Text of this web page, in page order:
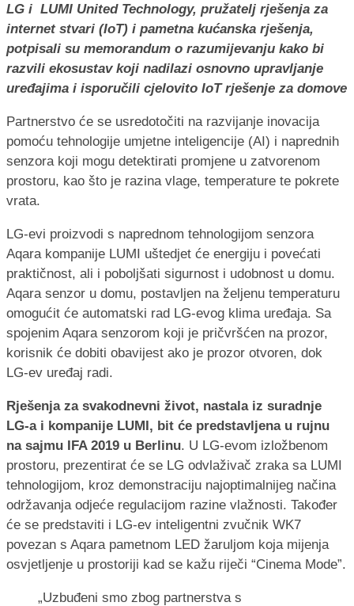
LG i LUMI United Technology, pružatelj rješenja za
internet stvari (IoT) i pametna kućanska rješenja,
potpisali su memorandum o razumijevanju kako bi
razvili ekosustav koji nadilazi osnovno upravljanje
uređajima i isporučili cjelovito IoT rješenje za domove
Partnerstvo će se usredotočiti na razvijanje inovacija
pomoću tehnologije umjetne inteligencije (AI) i naprednih
senzora koji mogu detektirati promjene u zatvorenom
prostoru, kao što je razina vlage, temperature te pokrete
vrata.
LG-evi proizvodi s naprednom tehnologijom senzora
Aqara kompanije LUMI uštedjet će energiju i povećati
praktičnost, ali i poboljšati sigurnost i udobnost u domu.
Aqara senzor u domu, postavljen na željenu temperaturu
omogućit će automatski rad LG-evog klima uređaja. Sa
spojenim Aqara senzorom koji je pričvršćen na prozor,
korisnik će dobiti obavijest ako je prozor otvoren, dok
LG-ev uređaj radi.
Rješenja za svakodnevni život, nastala iz suradnje
LG-a i kompanije LUMI, bit će predstavljena u rujnu
na sajmu IFA 2019 u Berlinu. U LG-evom izložbenom
prostoru, prezentirat će se LG odvlaživač zraka sa LUMI
tehnologijom, kroz demonstraciju najoptimalnijeg načina
održavanja odjeće regulacijom razine vlažnosti. Također
će se predstaviti i LG-ev inteligentni zvučnik WK7
povezan s Aqara pametnom LED žaruljom koja mijenja
osvjetljenje u prostoriji kad se kažu riječi “Cinema Mode”.
„Uzbuđeni smo zbog partnerstva s